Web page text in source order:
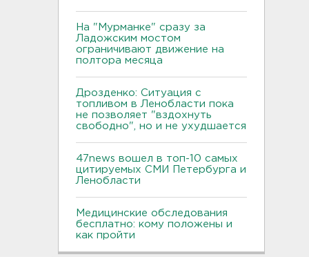
На "Мурманке" сразу за
Ладожским мостом
ограничивают движение на
полтора месяца
Дрозденко: Ситуация с
топливом в Ленобласти пока
не позволяет "вздохнуть
свободно", но и не ухудшается
47news вошел в топ-10 самых
цитируемых СМИ Петербурга и
Ленобласти
Медицинские обследования
бесплатно: кому положены и
как пройти